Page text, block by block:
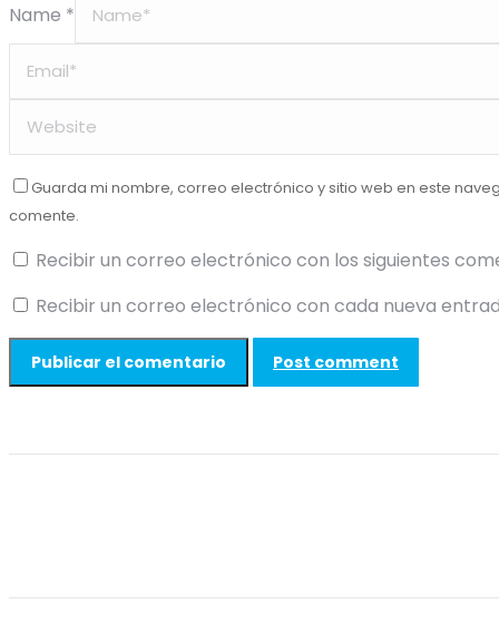
Name *
Guarda mi nombre, correo electrónico y sitio web en este
comente.
Recibir un correo electrónico con los siguientes
Recibir un correo electrónico con cada nueva
Post comment